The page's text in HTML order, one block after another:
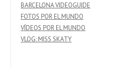
BARCELONA VIDEOGUIDE
FOTOS POR EL MUNDO
VÍDEOS POR EL MUNDO
VLOG: MISS SKATY